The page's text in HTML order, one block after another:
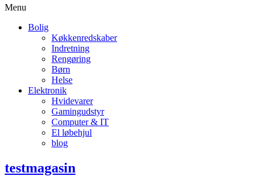
Menu
Bolig
Køkkenredskaber
Indretning
Rengøring
Børn
Helse
Elektronik
Hvidevarer
Gamingudstyr
Computer & IT
El løbehjul
blog
testmagasin